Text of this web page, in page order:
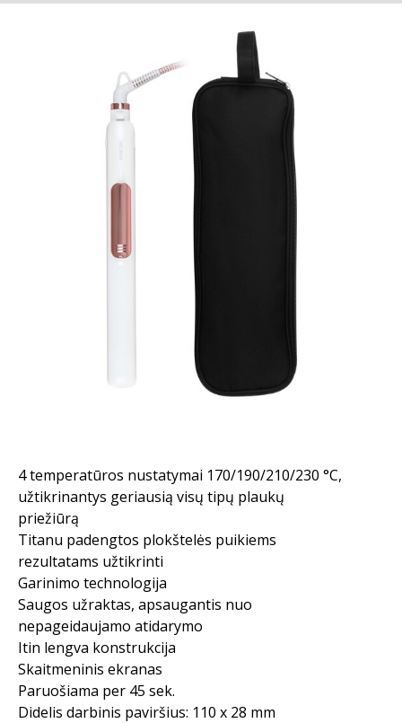
4 temperatūros nustatymai 170/190/210/230 °C,
užtikrinantys geriausią visų tipų plaukų
priežiūrą
Titanu padengtos plokštelės puikiems
rezultatams užtikrinti
Garinimo technologija
Saugos užraktas, apsaugantis nuo
nepageidaujamo atidarymo
Itin lengva konstrukcija
Skaitmeninis ekranas
Paruošiama per 45 sek.
Didelis darbinis paviršius: 110 x 28 mm